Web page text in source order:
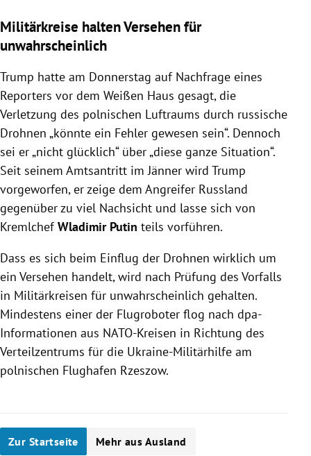
Militärkreise halten Versehen für
unwahrscheinlich
Trump hatte am Donnerstag auf Nachfrage eines
Reporters vor dem Weißen Haus gesagt, die
Verletzung des polnischen Luftraums durch russische
Drohnen „könnte ein Fehler gewesen sein“. Dennoch
sei er „nicht glücklich“ über „diese ganze Situation“.
Seit seinem Amtsantritt im Jänner wird Trump
vorgeworfen, er zeige dem Angreifer Russland
gegenüber zu viel Nachsicht und lasse sich von
KremlchefWladimir Putin teils vorführen.
Dass es sich beim Einflug der Drohnen wirklich um
ein Versehen handelt, wird nach Prüfung des Vorfalls
in Militärkreisen für unwahrscheinlich gehalten.
Mindestens einer der Flugroboter flog nach dpa-
Informationen aus NATO-Kreisen in Richtung des
Verteilzentrums für die Ukraine-Militärhilfe am
polnischen Flughafen Rzeszow.
Zur Startseite Mehr aus Ausland